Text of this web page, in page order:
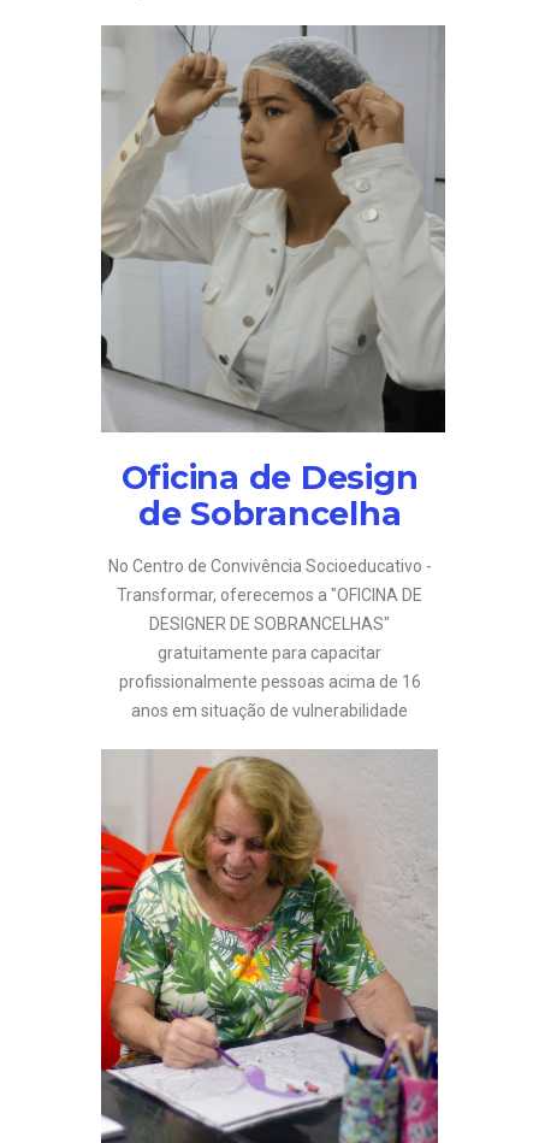
Oficina de Design
de Sobrancelha
No Centro de Convivência Socioeducativo -
Transformar, oferecemos a "OFICINA DE
DESIGNER DE SOBRANCELHAS"
gratuitamente para capacitar
profissionalmente pessoas acima de 16
anos em situação de vulnerabilidade